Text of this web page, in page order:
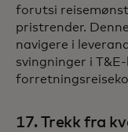
forutsi
pristrender.
navigere i
svingninger i
17. Trekk fra